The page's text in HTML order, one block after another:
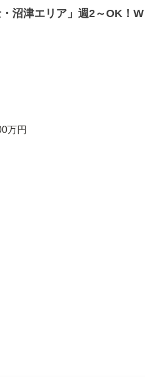
沼津エリア」週2～OK！
万円